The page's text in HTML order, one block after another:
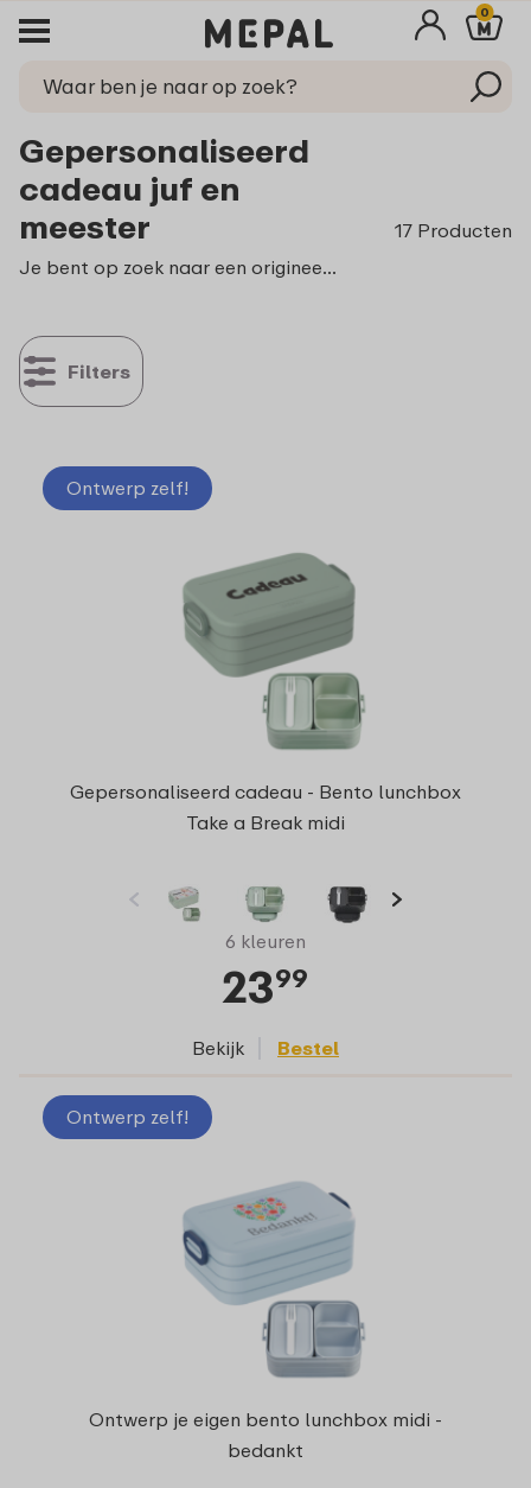
0
Gepersonaliseerd
cadeau juf en
meester
17 Producten
Je bent op zoek naar een origineel gepersonaliseerd cadeau om de juf of meester te bedanken voor de leuke tijd op school. Hoe leuk is het om iets te geven waar ze nog jaren plezier aan beleven? Al deze producten zijn te voorzien van een foto of naam, zo weet je zeker dat de juf of meester bij elke pauze even aan jou terug denkt.
Filters
Ontwerp zelf!
Gepersonaliseerd cadeau - Bento lunchbox
Take a Break midi
6 kleuren
2399
Bekijk Bestel
Ontwerp zelf!
Ontwerp je eigen bento lunchbox midi -
bedankt